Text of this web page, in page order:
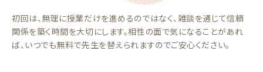
初回は、無理に授業だけを進めるのではなく、雑談を通じて信頼
関係を築く時間を大切にします。相性の面で気になることがあれ
ば、いつでも無料で先生を替えられますのでご安心ください。